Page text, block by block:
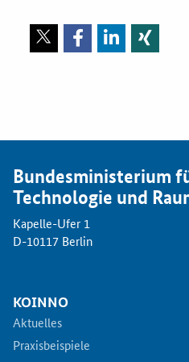
Bundesministerium
Technologie und
Kapelle-Ufer 1
D-10117 Berlin
KOINNO
Aktuelles
Praxisbeispiele